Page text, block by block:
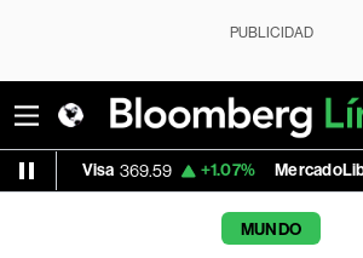
PUBLICIDAD
+1.07% MercadoLibre 1,890.05
MUNDO